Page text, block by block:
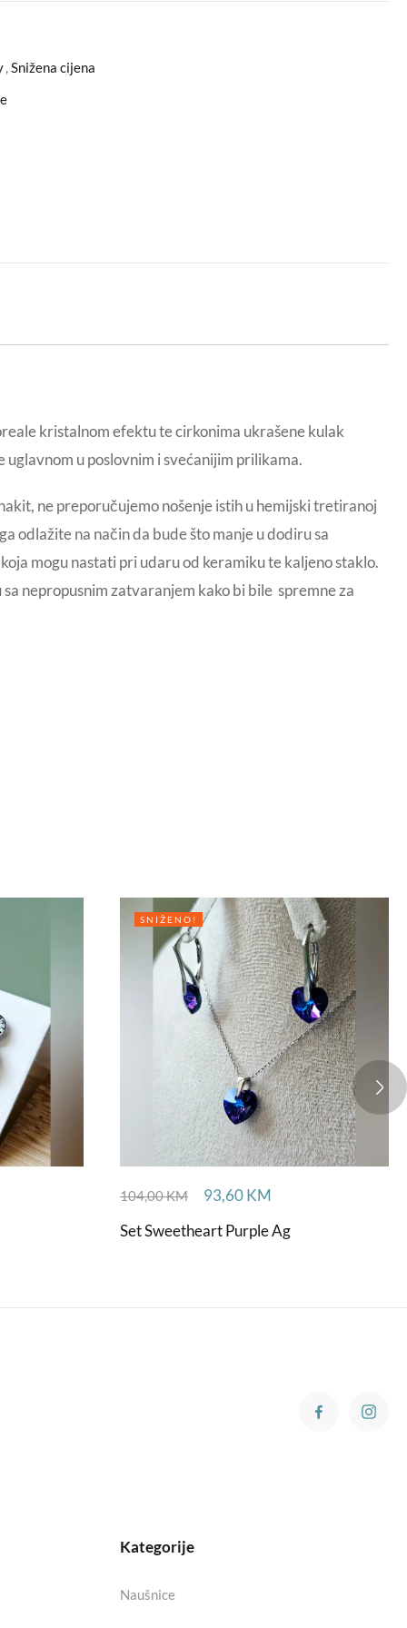
,Snižena cijena
kristalnom efektu te cirkonima ukrašene kulak
u poslovnim i svećanijim prilikama.
ne preporučujemo nošenje istih u hemijski tretiranoj
odlažite na način da bude što manje u dodiru sa
mogu nastati pri udaru od keramiku te kaljeno staklo.
nepropusnim zatvaranjem kako bi bile spremne za
SNIŽENO!
104,00KM 93,60KM
Set Sweetheart Purple Ag
Kategorije
Naušnice